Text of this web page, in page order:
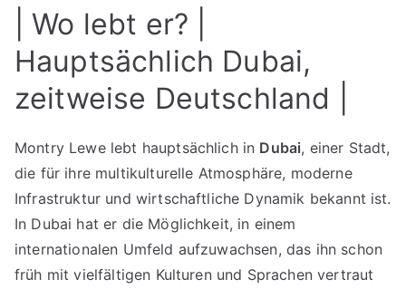
| Wo lebt er? |
Hauptsächlich Dubai,
zeitweise Deutschland |
Montry Lewe lebt hauptsächlich in Dubai, einer Stadt,
die für ihre multikulturelle Atmosphäre, moderne
Infrastruktur und wirtschaftliche Dynamik bekannt ist.
In Dubai hat er die Möglichkeit, in einem
internationalen Umfeld aufzuwachsen, das ihn schon
früh mit vielfältigen Kulturen und Sprachen vertraut